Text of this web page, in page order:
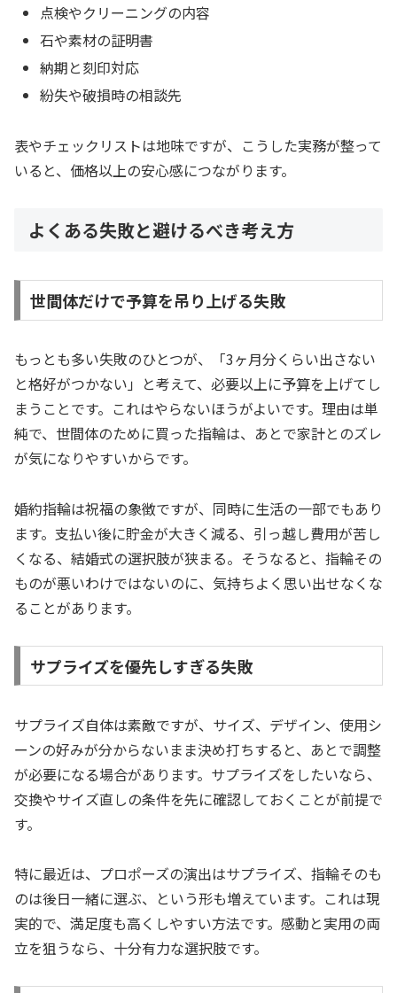
点検やクリーニングの内容
石や素材の証明書
納期と刻印対応
紛失や破損時の相談先
表やチェックリストは地味ですが、こうした実務が整って
いると、価格以上の安心感につながります。
よくある失敗と避けるべき考え方
世間体だけで予算を吊り上げる失敗
もっとも多い失敗のひとつが、「3ヶ月分くらい出さない
と格好がつかない」と考えて、必要以上に予算を上げてし
まうことです。これはやらないほうがよいです。理由は単
純で、世間体のために買った指輪は、あとで家計とのズレ
が気になりやすいからです。
婚約指輪は祝福の象徴ですが、同時に生活の一部でもあり
ます。支払い後に貯金が大きく減る、引っ越し費用が苦し
くなる、結婚式の選択肢が狭まる。そうなると、指輪その
ものが悪いわけではないのに、気持ちよく思い出せなくな
ることがあります。
サプライズを優先しすぎる失敗
サプライズ自体は素敵ですが、サイズ、デザイン、使用シ
ーンの好みが分からないまま決め打ちすると、あとで調整
が必要になる場合があります。サプライズをしたいなら、
交換やサイズ直しの条件を先に確認しておくことが前提で
す。
特に最近は、プロポーズの演出はサプライズ、指輪そのも
のは後日一緒に選ぶ、という形も増えています。これは現
実的で、満足度も高くしやすい方法です。感動と実用の両
立を狙うなら、十分有力な選択肢です。